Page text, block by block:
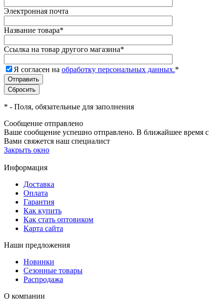
Электронная почта
Название товара*
Ссылка на товар другого магазина*
Я согласен на обработку персональных данных.*
* - Поля, обязательные для заполнения
Сообщение отправлено
Ваше сообщение успешно отправлено. В ближайшее время с
Вами свяжется наш специалист
Закрыть окно
Информация
Доставка
Оплата
Гарантия
Как купить
Как стать оптовиком
Карта сайта
Наши предложения
Новинки
Сезонные товары
Распродажа
О компании